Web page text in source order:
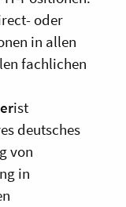
oder
in allen
fachlichen
ist
deutsches
von
in